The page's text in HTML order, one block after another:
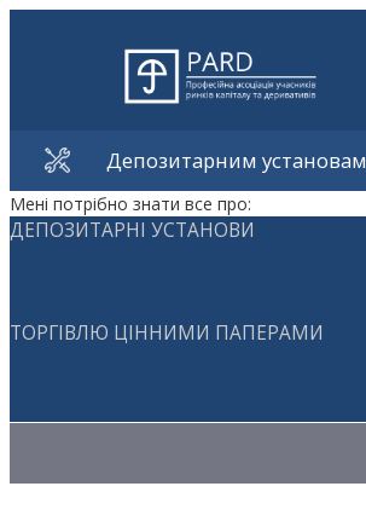
Депозитарним установам
Мені потрібно знати все про:
ДЕПОЗИТАРНІ УСТАНОВИ
ТОРГІВЛЮ ЦІННИМИ ПАПЕРАМИ